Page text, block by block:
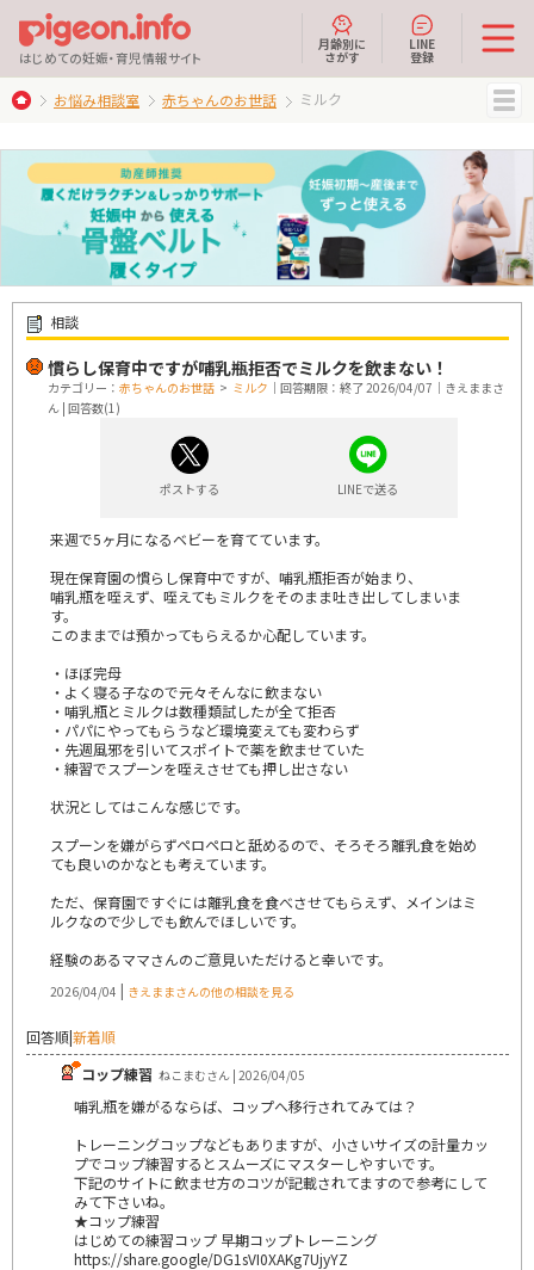
はじめての妊娠・育児情報サイト
月齢別に
さがす
LINE
登録
お悩み相談室 赤ちゃんのお世話 ミルク
相談
慣らし保育中ですが哺乳瓶拒否でミルクを飲まない！
カテゴリー： 赤ちゃんのお世話 > ミルク ｜回答期限：終了 2026/04/07｜きえままさ
ん | 回答数(1)
ポストする LINEで送る
来週で5ヶ月になるベビーを育てています。
現在保育園の慣らし保育中ですが、哺乳瓶拒否が始まり、
哺乳瓶を咥えず、咥えてもミルクをそのまま吐き出してしまいま
す。
このままでは預かってもらえるか心配しています。
・ほぼ完母
・よく寝る子なので元々そんなに飲まない
・哺乳瓶とミルクは数種類試したが全て拒否
・パパにやってもらうなど環境変えても変わらず
・先週風邪を引いてスポイトで薬を飲ませていた
・練習でスプーンを咥えさせても押し出さない
状況としてはこんな感じです。
スプーンを嫌がらずペロペロと舐めるので、そろそろ離乳食を始め
ても良いのかなとも考えています。
ただ、保育園ですぐには離乳食を食べさせてもらえず、メインはミ
ルクなので少しでも飲んでほしいです。
経験のあるママさんのご意見いただけると幸いです。
2026/04/04 | きえままさんの他の相談を見る
回答順|新着順
コップ練習 ねこまむさん | 2026/04/05
哺乳瓶を嫌がるならば、コップへ移行されてみては？
トレーニングコップなどもありますが、小さいサイズの計量カッ
プでコップ練習するとスムーズにマスターしやすいです。
下記のサイトに飲ませ方のコツが記載されてますので参考にして
みて下さいね。
★コップ練習
はじめての練習コップ 早期コップトレーニング
https://share.google/DG1sVI0XAKg7UjyYZ